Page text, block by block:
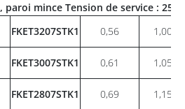
paroi mince Tension de service : 250/
FKET3207STK1 0,56 1,00
FKET3007STK1 0,61 1,05
FKET2807STK1 0,69 1,15